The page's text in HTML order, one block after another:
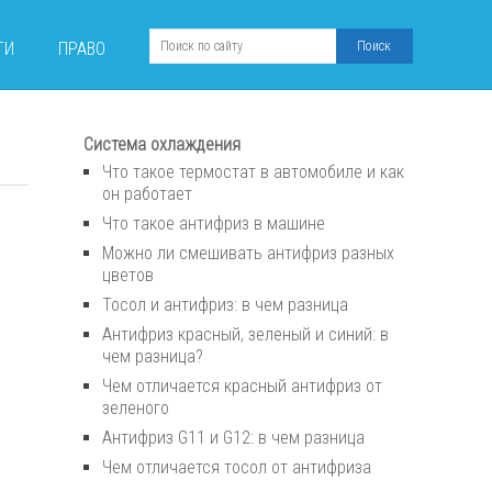
ПРАВО
Система охлаждения
Что такое термостат в автомобиле и как
он работает
Что такое антифриз в машине
Можно ли смешивать антифриз разных
цветов
Тосол и антифриз: в чем разница
Антифриз красный, зеленый и синий: в
чем разница?
Чем отличается красный антифриз от
зеленого
Антифриз G11 и G12: в чем разница
Чем отличается тосол от антифриза